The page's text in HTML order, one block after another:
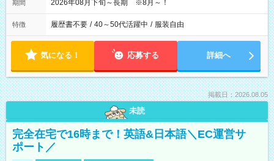
期間 2026年08月下旬～長期 ※8月～！
特徴 履歴書不要 / 40～50代活躍中 / 服装自由
気になる！ 応募する 詳細へ
掲載日：2026.08.05
未読
完全在宅で16時まで！英語&日本語＼EC運営サ
ポート／